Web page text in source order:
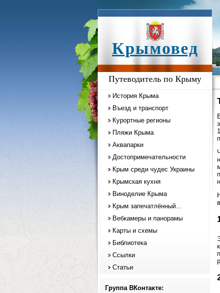
Крымовед
Путеводитель по Крыму
История Крыма
Въезд и транспорт
Курортные регионы
Пляжи Крыма
Аквапарки
Достопримечательности
Крым среди чудес Украины
Крымская кухня
Виноделие Крыма
Крым запечатлённый...
Вебкамеры и панорамы
Карты и схемы
Библиотека
Ссылки
Статьи
Группа ВКонтакте: